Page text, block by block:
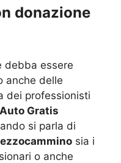
donazione
debba essere
anche delle
dei professionisti
Gratis
si parla di
sia i
o anche